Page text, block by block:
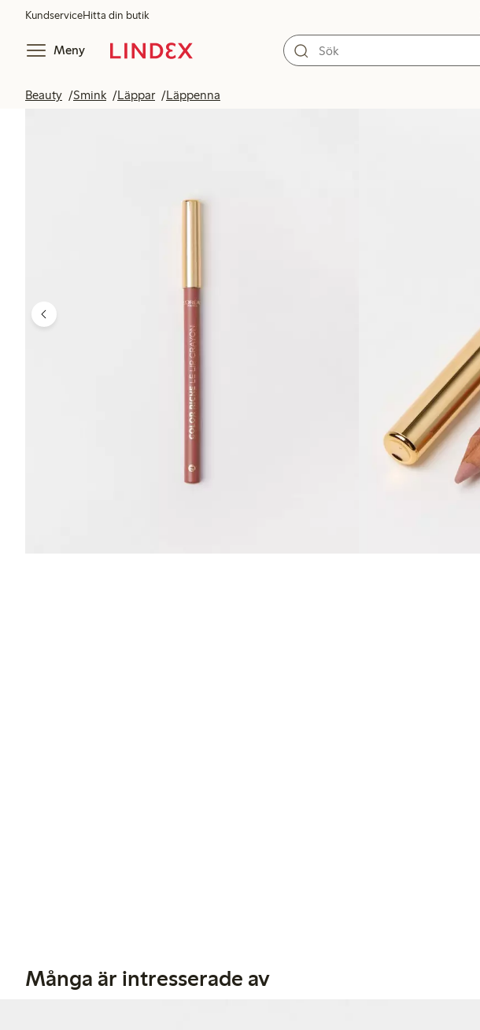
KundserviceHitta din butik
Meny
Beauty Smink Läppar Läppenna
Många är intresserade av